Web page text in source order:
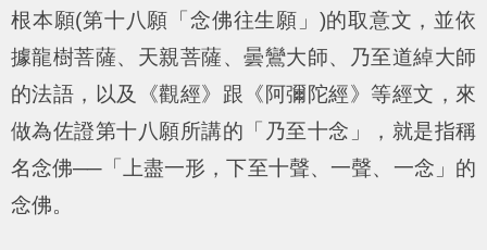
根本願(第十八願「念佛往生願」)的取意文，並依
據龍樹菩薩、天親菩薩、曇鸞大師、乃至道綽大師
的法語，以及《觀經》跟《阿彌陀經》等經文，來
做為佐證第十八願所講的「乃至十念」，就是指稱
名念佛──「上盡一形，下至十聲、一聲、一念」的
念佛。